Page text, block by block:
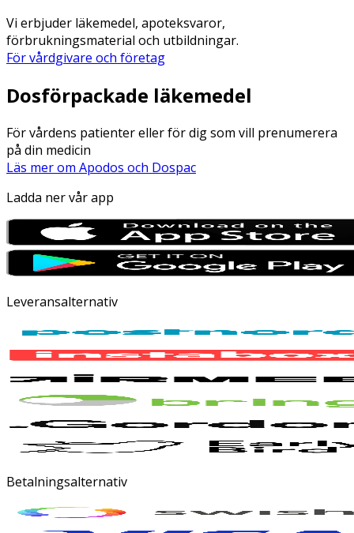
Vi erbjuder läkemedel, apoteksvaror,
förbrukningsmaterial och utbildningar.
För vårdgivare och företag
Dosförpackade läkemedel
För vårdens patienter eller för dig som vill prenumerera
på din medicin
Läs mer om Apodos och Dospac
Ladda ner vår app
Leveransalternativ
Betalningsalternativ